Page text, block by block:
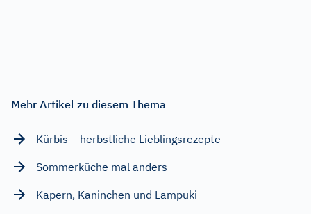
Mehr Artikel zu diesem Thema
Kürbis – herbstliche Lieblingsrezepte
Sommerküche mal anders
Kapern, Kaninchen und Lampuki